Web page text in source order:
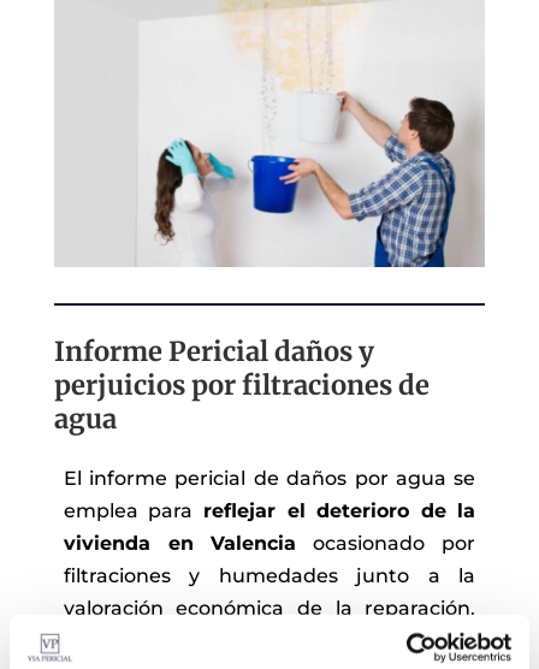
Informe Pericial daños y
perjuicios por filtraciones de
agua
El informe pericial de daños por agua se
emplea para reflejar el deterioro de la
vivienda en Valencia ocasionado por
filtraciones y humedades junto a la
valoración económica de la reparación,
determinando el origen de los puntos de